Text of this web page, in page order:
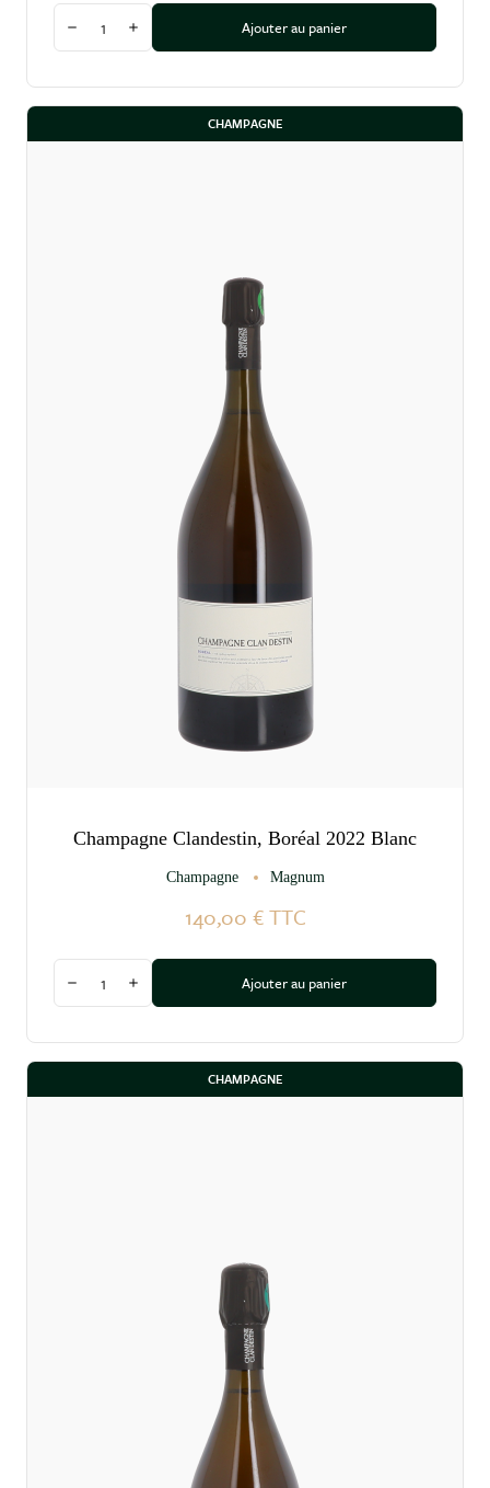
Quantité
Diminuer la quantité
Augmenter la quantitéAjouter au panier
CHAMPAGNE
Champagne Clandestin, Boréal 2022 Blanc
Champagne Magnum
140,00 € TTC
Diminuer la quantité
Augmenter la quantitéAjouter au panier
CHAMPAGNE